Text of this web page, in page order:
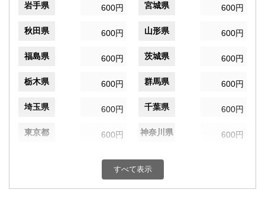
岩手県 600円 宮城県 600円
秋田県 600円 山形県 600円
福島県 600円 茨城県 600円
栃木県 600円 群馬県 600円
埼玉県 600円 千葉県 600円
東京都 600円 神奈川県 600円
600円 富山県
すべて表示